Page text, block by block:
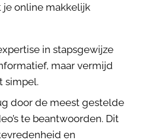
online makkelijk
in stapsgewijze
maar vermijd
simpel.
door de meest gestelde
te beantwoorden. Dit
en